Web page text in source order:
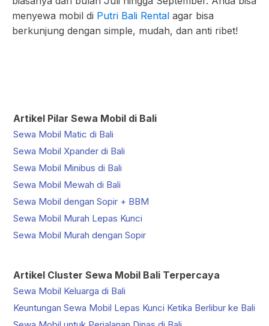
menyewa mobil di Putri Bali Rental agar bisa
berkunjung dengan simple, mudah, dan anti ribet!
Artikel Pilar Sewa Mobil di Bali
Sewa Mobil Matic di Bali
Sewa Mobil Xpander di Bali
Sewa Mobil Minibus di Bali
Sewa Mobil Mewah di Bali
Sewa Mobil dengan Sopir + BBM
Sewa Mobil Murah Lepas Kunci
Sewa Mobil Murah dengan Sopir
Artikel Cluster Sewa Mobil Bali Terpercaya
Sewa Mobil Keluarga di Bali
Keuntungan Sewa Mobil Lepas Kunci Ketika Berlibur ke Bali